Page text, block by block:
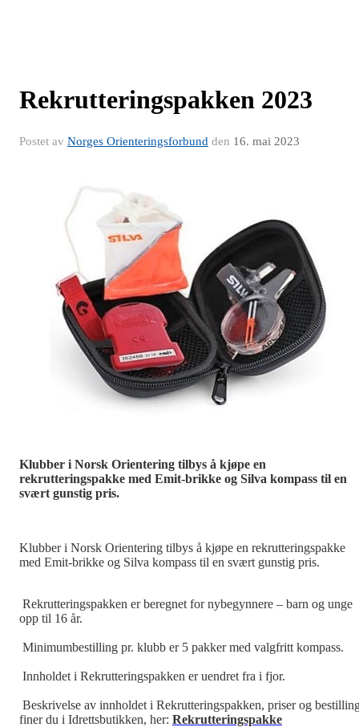
Rekrutteringspakken 2023
Postet av Norges Orienteringsforbund den 16. mai 2023
Klubber i Norsk Orientering tilbys å kjøpe en
rekrutteringspakke med Emit-brikke og Silva kompass til en
svært gunstig pris.
Klubber i Norsk Orientering tilbys å kjøpe en rekrutteringspakke
med Emit-brikke og Silva kompass til en svært gunstig pris.
Rekrutteringspakken er beregnet for nybegynnere – barn og unge
opp til 16 år.
Minimumbestilling pr. klubb er 5 pakker med valgfritt kompass.
Innholdet i Rekrutteringspakken er uendret fra i fjor.
Beskrivelse av innholdet i Rekrutteringspakken, priser og
finer du i Idrettsbutikken, her: Rekrutteringspakke